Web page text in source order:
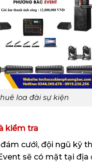
loa đài sự kiện
kiểm tra
cưới, đội ngũ kỹ
sẽ có mặt tại địa